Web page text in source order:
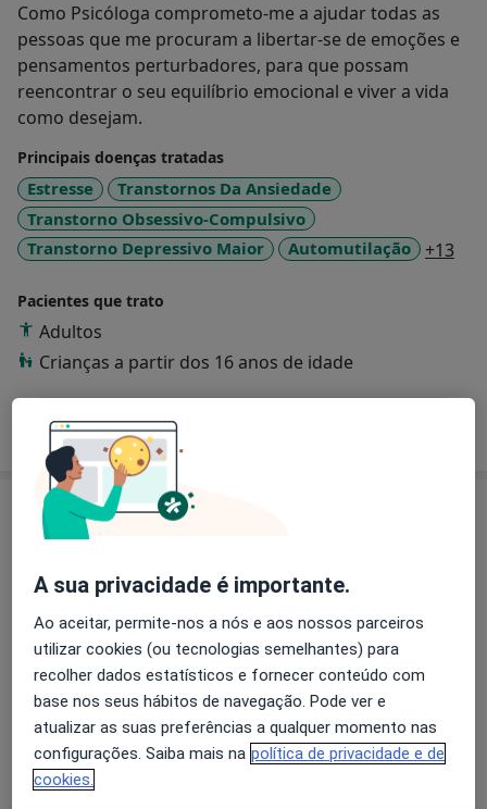
Como Psicóloga comprometo-me a ajudar todas as
pessoas que me procuram a libertar-se de emoções e
pensamentos perturbadores, para que possam
reencontrar o seu equilíbrio emocional e viver a vida
como desejam.
Principais doenças tratadas
Estresse
Transtornos Da Ansiedade
Transtorno Obsessivo-Compulsivo
Transtorno Depressivo Maior
Automutilação +13
Pacientes que trato
Adultos
Crianças a partir dos 16 anos de idade
Mostrar mais detalhes
Serviços e preços
80 € Detalhes
Primeira consulta Psicologia
80 € Detalhes
Avaliação Psicológica
80 € Detalhes
A sua privacidade é importante.
Ao aceitar, permite-nos a nós e aos nossos parceiros
utilizar cookies (ou tecnologias semelhantes) para
recolher dados estatísticos e fornecer conteúdo com
base nos seus hábitos de navegação. Pode ver e
atualizar as suas preferências a qualquer momento nas
configurações. Saiba mais na política de privacidade e de
cookies.